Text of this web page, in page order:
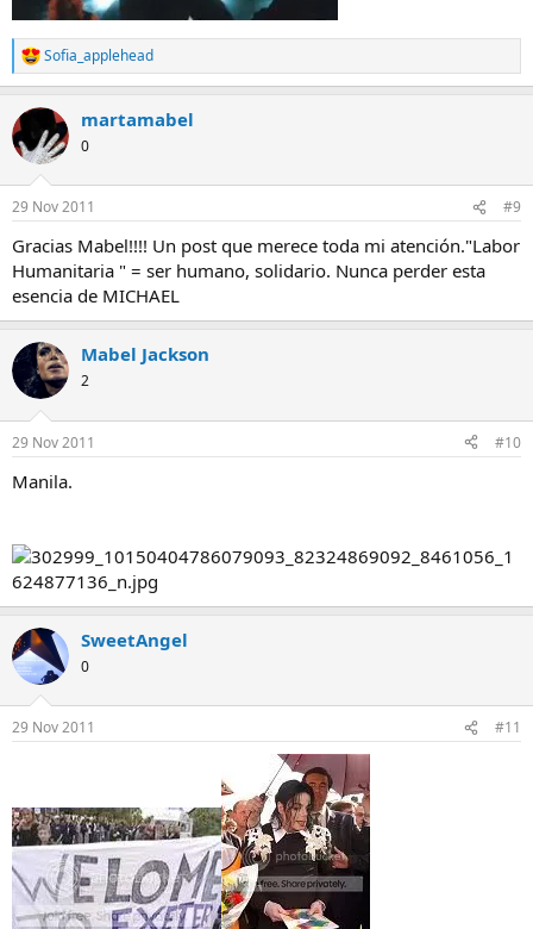
R
e
c
c
i
e
:
Sofia_applehead
martamabel
0
29 Nov 2011 #9
Gracias Mabel!!!! Un post que merece toda mi atención."Labor
Humanitaria " = ser humano, solidario. Nunca perder esta
esencia de MICHAEL
Mabel Jackson
2
29 Nov 2011 #10
Manila.
SweetAngel
0
29 Nov 2011 #11